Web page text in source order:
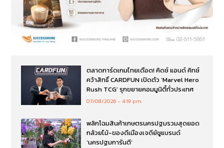
ตลาดการ์ดเกมไทยเดือด! คิดซ์ แอนด์ คิทซ์
คว้าสิทธิ์ CARDFUN เปิดตัว ‘Marvel Hero
Rush TCG’ รุกขยายคอมมูนิตี้ทั่วประเทศ
07/08/2026 4:19 pm
พลิกโฉมสินค้าเกษตรนครปฐมรวมสุดยอด
กล้วยไม้-ของดีเมืองเจดีย์ชูแบรนด์
‘นครปฐมการันตี’